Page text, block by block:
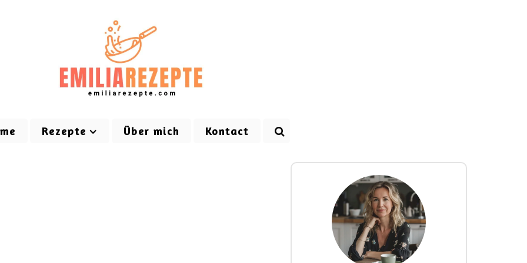
Rezepte Über mich Kontact